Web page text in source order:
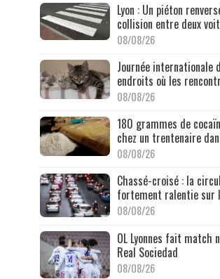
Lyon : Un piéton
collision entre deux
08/08/26
Journée internationale
endroits où les
08/08/26
180 grammes de
chez un trentenaire
08/08/26
Chassé-croisé : la
fortement ralentie sur
08/08/26
OL Lyonnes fait match
Real Sociedad
08/08/26